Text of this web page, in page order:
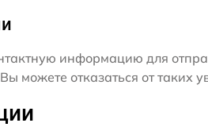
информацию для
можете отказаться от таких